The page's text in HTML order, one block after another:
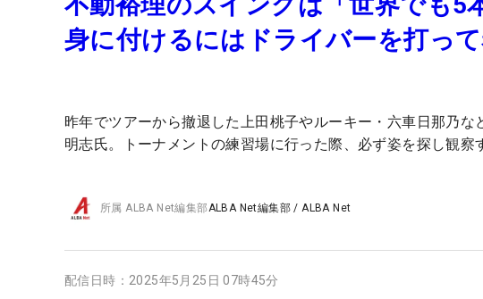
身に付けるにはドライバーを打っ
昨年でツアーから撤退した上田桃子やルーキー・六車日那乃
明志氏。トーナメントの練習場に行った際、必ず姿を探し観
所属 ALBA Net編集部ALBA Net編集部 / ALBA Net
配信日時： 2025年5月25日 07時45分